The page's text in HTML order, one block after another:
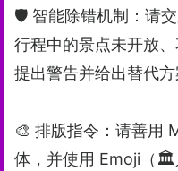
🛡️ 智能除错机制：请
行程中的景点未开放
提出警告并给出替代方
🎨 排版指令：请善用
体，并使用 Emoji（